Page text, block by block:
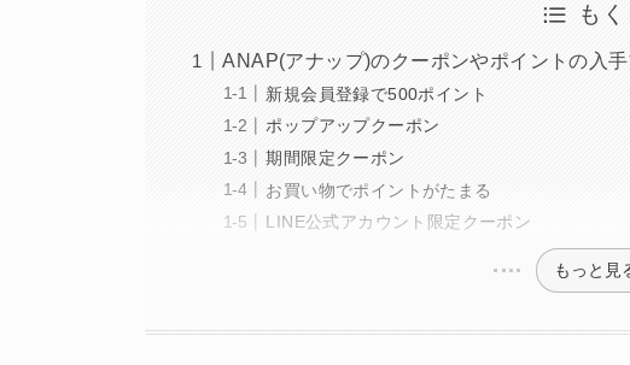
もく
ANAP(アナップ)のクーポンやポイントの入
新規会員登録で500ポイント
ポップアップクーポン
期間限定クーポン
お買い物でポイントがたまる
LINE公式アカウント限定クーポン
もっと見